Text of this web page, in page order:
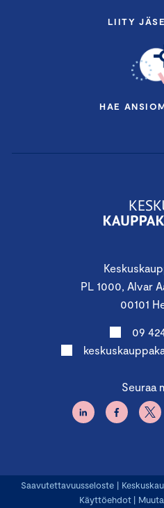
PL 1000, Alvar
00101
09
Seuraa
LIITY
HAE
Saavutettavuusseloste |
Käyttöehdot |